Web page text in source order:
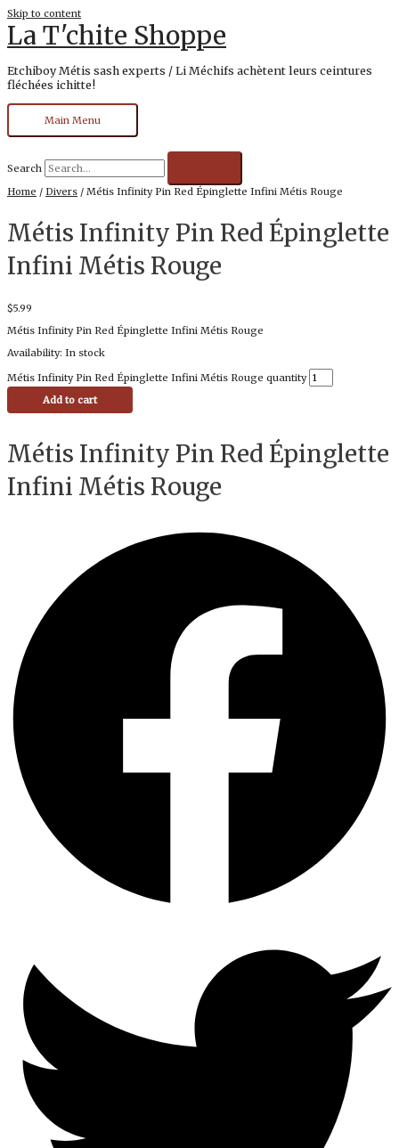
Skip to content
La T'chite Shoppe
Etchiboy Métis sash experts / Li Méchifs achètent leurs ceintures
fléchées ichitte!
Main Menu
Search
Home / Divers / Métis Infinity Pin Red Épinglette Infini Métis Rouge
Métis Infinity Pin Red Épinglette
Infini Métis Rouge
$5.99
Métis Infinity Pin Red Épinglette Infini Métis Rouge
Availability: In stock
Métis Infinity Pin Red Épinglette Infini Métis Rouge quantity
Add to cart
Métis Infinity Pin Red Épinglette
Infini Métis Rouge